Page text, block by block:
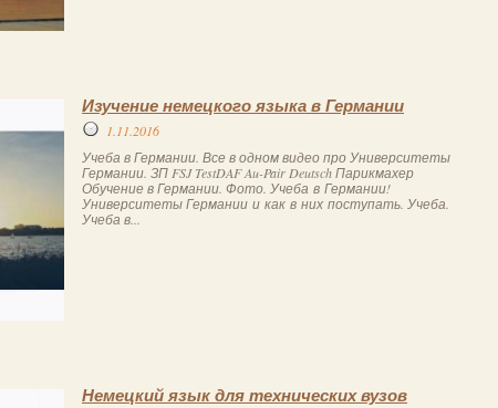
Изучение немецкого языка в Германии
1.11.2016
Учеба в Германии. Все в одном видео про Университеты
Германии. ЗП FSJ TestDAF Au-Pair Deutsch Парикмахер
Обучение в Германии. Фото. Учеба в Германии!
Университеты Германии и как в них поступать. Учеба.
Учеба в...
Немецкий язык для технических вузов